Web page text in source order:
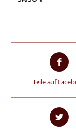
Teile auf